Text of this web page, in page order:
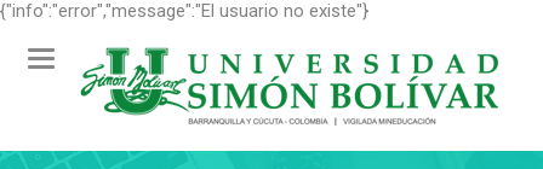
{"info":"error","message":"El usuario no existe"}
Toggle
navigation